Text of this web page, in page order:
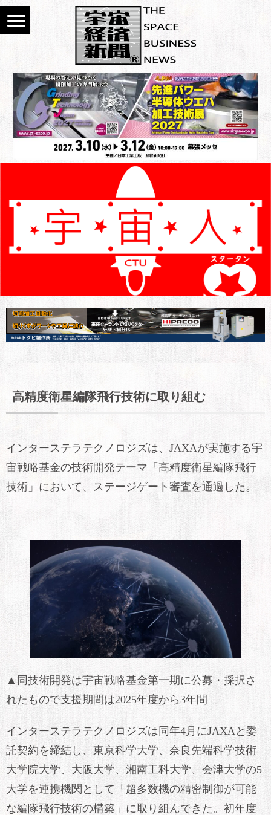
高精度衛星編隊飛行技術に取り組む
インターステラテクノロジズは、JAXAが実施する宇
宙戦略基金の技術開発テーマ「高精度衛星編隊飛行
技術」において、ステージゲート審査を通過した。
▲同技術開発は宇宙戦略基金第一期に公募・採択さ
れたもので支援期間は2025年度から3年間
インターステラテクノロジズは同年4月にJAXAと委
託契約を締結し、東京科学大学、奈良先端科学技術
大学院大学、大阪大学、湘南工科大学、会津大学の5
大学を連携機関として「超多数機の精密制御が可能
な編隊飛行技術の構築」に取り組んできた。初年度